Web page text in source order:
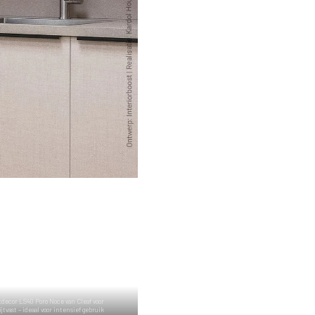
LS40 Poro Noce van Cleaf voor
– ideaal voor intensief gebruik